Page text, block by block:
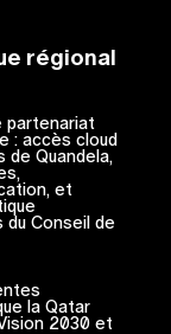
régional
partenariat
: accès cloud
de Quandela,
et
du Conseil de
la Qatar
2030 et